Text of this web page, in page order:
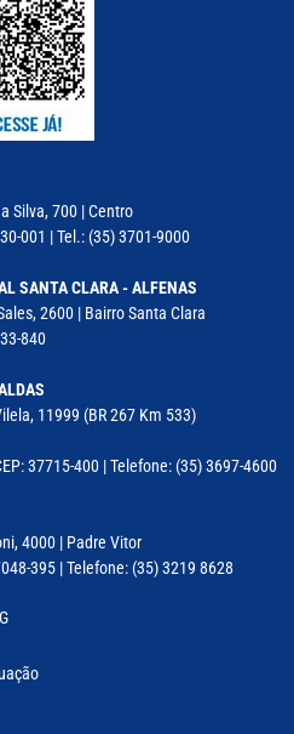
Silva, 700 | Centro
001 | Tel.: (35) 3701-9000
SANTA CLARA - ALFENAS
2600 | Bairro Santa Clara
840
11999 (BR 267 Km 533)
37715-400 | Telefone: (35) 3697-4600
4000 | Padre Vitor
395 | Telefone: (35) 3219 8628